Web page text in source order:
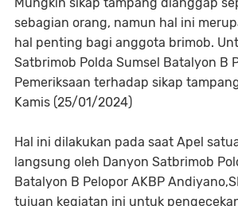
sebagian orang, namun hal ini
hal penting bagi anggota brimob.
Satbrimob Polda Sumsel Batalyon B
Pemeriksaan terhadap sikap
Kamis (25/01/2024)
Hal ini dilakukan pada saat Apel
langsung oleh Danyon Satbrimob
Batalyon B Pelopor AKBP
tujuan kegiatan ini untuk